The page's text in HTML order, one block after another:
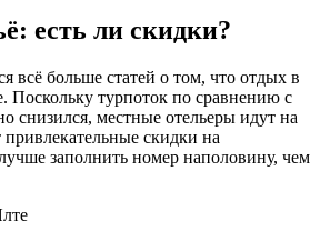
есть ли скидки?
всё больше статей о том, что отдых в
Поскольку турпоток по сравнению с
снизился, местные отельеры идут на
скидки на
заполнить номер наполовину, чем